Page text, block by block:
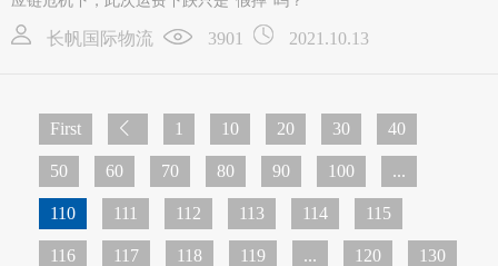
长帆国际物流 3901 2021.10.13
First 1 10 20 30 40
50 60 70 80 90 100 ...
110 111 112 113 114 115
116 117 118 119 ... 120 130